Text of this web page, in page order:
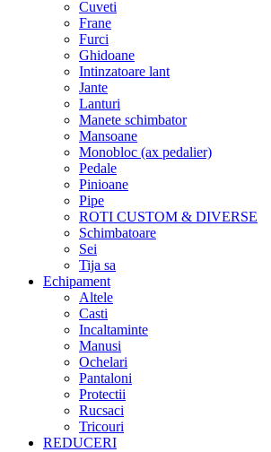
Cuveti
Frane
Furci
Ghidoane
Intinzatoare lant
Jante
Lanturi
Manete schimbator
Mansoane
Monobloc (ax pedalier)
Pedale
Pinioane
Pipe
ROTI CUSTOM & DIVERSE
Schimbatoare
Sei
Tija sa
Echipament
Altele
Casti
Incaltaminte
Manusi
Ochelari
Pantaloni
Protectii
Rucsaci
Tricouri
REDUCERI